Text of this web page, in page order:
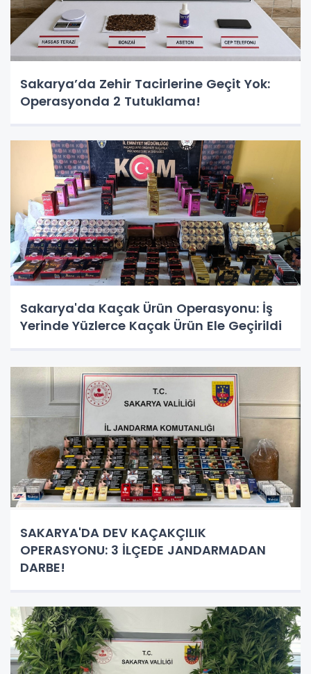
Sakarya’da Zehir Tacirlerine Geçit Yok:
Operasyonda 2 Tutuklama!
Sakarya'da Kaçak Ürün Operasyonu: İş
Yerinde Yüzlerce Kaçak Ürün Ele Geçirildi
SAKARYA'DA DEV KAÇAKÇILIK
OPERASYONU: 3 İLÇEDE JANDARMADAN
DARBE!